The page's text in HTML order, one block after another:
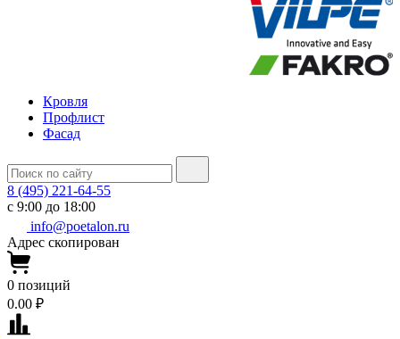
Кровля
Профлист
Фасад
8 (495) 221-64-55
с 9:00 до 18:00
info@poetalon.ru
Адрес скопирован
0 позиций
0.00 ₽